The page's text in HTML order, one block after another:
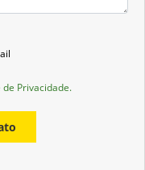
Privacidade.